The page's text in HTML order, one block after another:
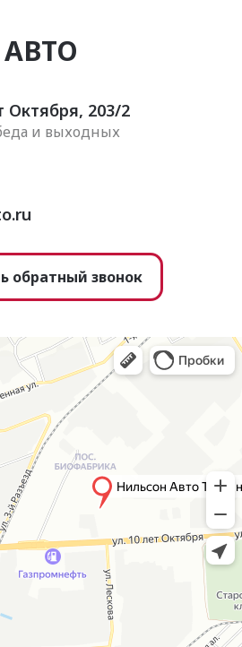
Октября, 203/2
и выходных
обратный звонок